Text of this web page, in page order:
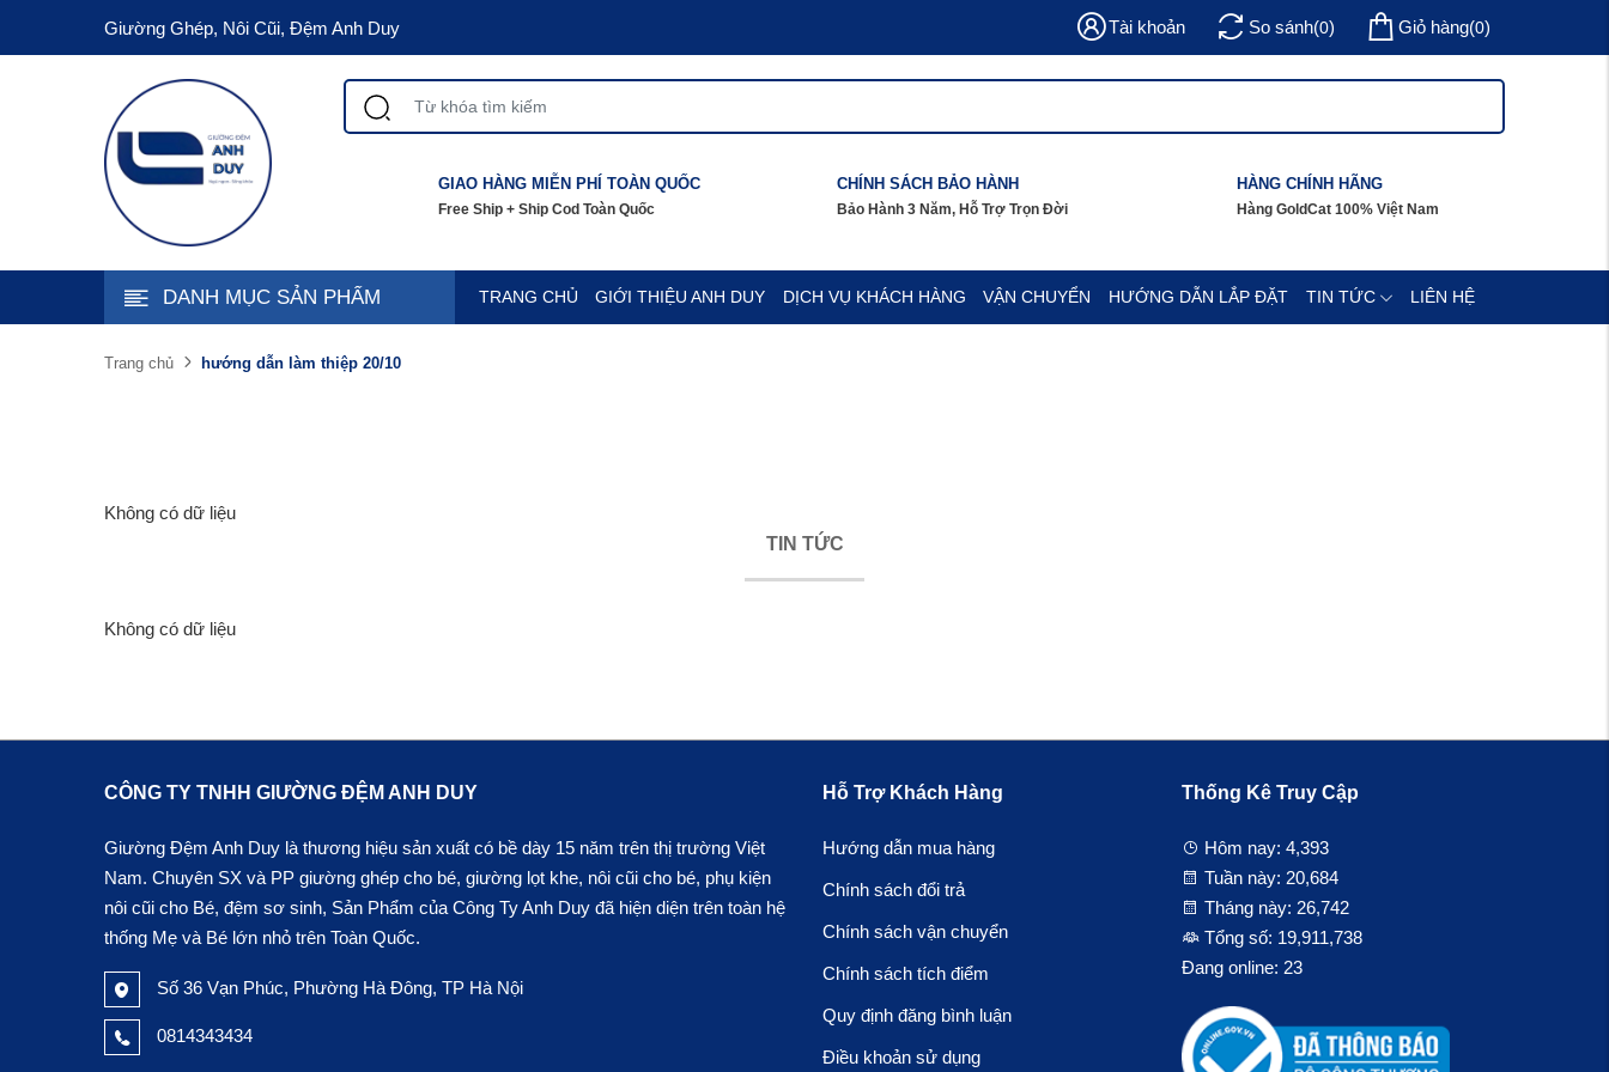
Giường Ghép, Nôi Cũi, Đệm Anh Duy Giỏ hàng(0)
So sánh(0)
Tài khoản
GIAO HÀNG MIỄN PHÍ TOÀN QUỐC
Free Ship + Ship Cod Toàn Quốc
CHÍNH SÁCH BẢO HÀNH
Bảo Hành 3 Năm, Hỗ Trợ Trọn Đời
HÀNG CHÍNH HÃNG
Hàng GoldCat 100% Việt Nam
DANH MỤC SẢN PHẨM TRANG CHỦ GIỚI THIỆU ANH DUY DỊCH VỤ KHÁCH HÀNG VẬN CHUYỂN HƯỚNG DẪN LẮP ĐẶT TIN TỨC LIÊN HỆ
Trang chủ hướng dẫn làm thiệp 20/10
Không có dữ liệu
TIN TỨC
Không có dữ liệu
CÔNG TY TNHH GIƯỜNG ĐỆM ANH DUY
Giường Đệm Anh Duy là thương hiệu sản xuất có bề dày 15 năm trên thị trường Việt
Nam. Chuyên SX và PP giường ghép cho bé, giường lọt khe, nôi cũi cho bé, phụ kiện
nôi cũi cho Bé, đệm sơ sinh, Sản Phẩm của Công Ty Anh Duy đã hiện diện trên toàn hệ
thống Mẹ và Bé lớn nhỏ trên Toàn Quốc.
Số 36 Vạn Phúc, Phường Hà Đông, TP Hà Nội
0814343434
Hỗ Trợ Khách Hàng
Hướng dẫn mua hàng
Chính sách đổi trả
Chính sách vận chuyển
Chính sách tích điểm
Quy định đăng bình luận
Điều khoản sử dụng
Thống Kê Truy Cập
Hôm nay: 4,393
Tuần này: 20,684
Tháng này: 26,742
Tổng số: 19,911,738
Đang online: 23